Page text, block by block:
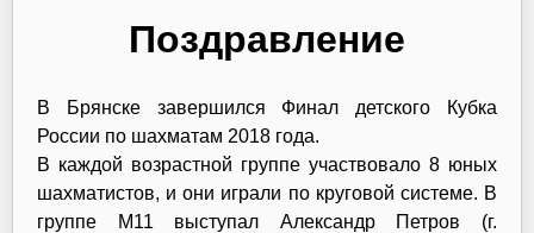
Поздравление
В Брянске завершился Финал детского Кубка
России по шахматам 2018 года.
В каждой возрастной группе участвовало 8 юных
шахматистов, и они играли по круговой системе. В
группе М11 выступал Александр Петров (г.